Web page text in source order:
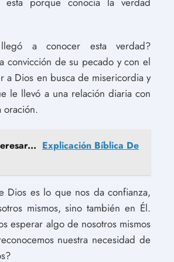
a conocer esta verdad?
convicción de su pecado y con el
a Dios en busca de misericordia y
le llevó a una relación diaria con
oración.
Explicación Bíblica De
Dios es lo que nos da confianza,
mismos, sino también en Él.
esperar algo de nosotros mismos
nuestra necesidad de